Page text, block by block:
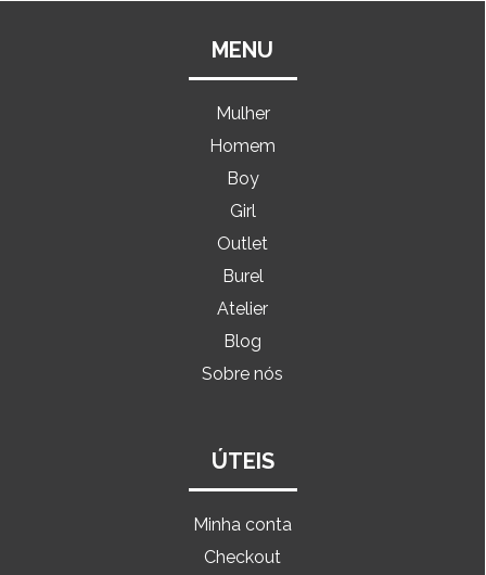
MENU
Mulher
Homem
Boy
Girl
Outlet
Burel
Atelier
Blog
Sobre nós
ÚTEIS
Minha conta
Checkout